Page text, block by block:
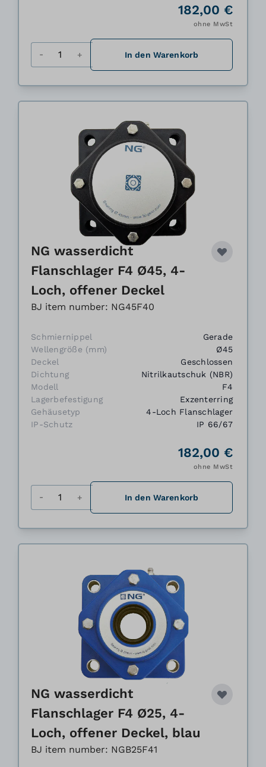
182,00 €
ohne MwSt
In den Warenkorb
NG wasserdicht
Flanschlager F4 Ø45, 4-
Loch, offener Deckel
BJ item number: NG45F40
Schmiernippel
Gerade
Wellengröße (mm)
Ø45
Deckel
Geschlossen
Dichtung
Nitrilkautschuk (NBR)
Modell
F4
Lagerbefestigung
Exzenterring
Gehäusetyp
4-Loch Flanschlager
IP-Schutz
IP 66/67
182,00 €
ohne MwSt
In den Warenkorb
NG wasserdicht
Flanschlager F4 Ø25, 4-
Loch, offener Deckel, blau
BJ item number: NGB25F41